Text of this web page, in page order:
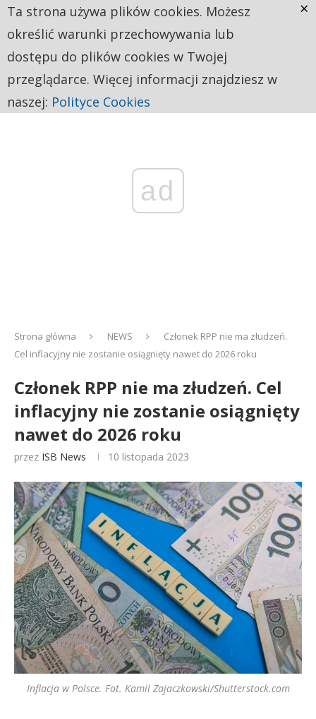
ad
Strona główna NEWS
Członek RPP nie ma złudzeń.
Cel inflacyjny nie zostanie osiągnięty nawet do 2026 roku
Członek RPP nie ma złudzeń. Cel
inflacyjny nie zostanie osiągnięty
nawet do 2026 roku
przez ISB News 10 listopada 2023
Inflacja w Polsce. Fot. Kamil Zajaczkowski/Shutterstock.com
Ta strona używa plików cookies. Możesz
określić warunki przechowywania lub
dostępu do plików cookies w Twojej
przeglądarce. Więcej informacji znajdziesz w
naszej: Polityce Cookies
×